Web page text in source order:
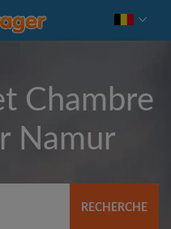
Chambre
Namur
RECHERCHE